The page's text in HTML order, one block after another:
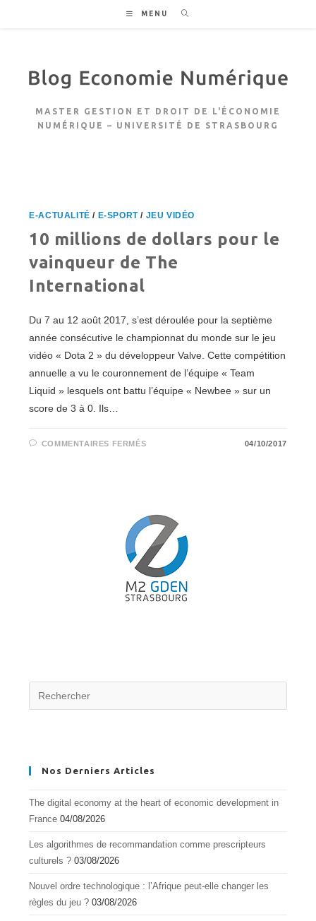
MENU
MASTER GESTION ET DROIT DE L'ÉCONOMIE
NUMÉRIQUE – UNIVERSITÉ DE STRASBOURG
E-ACTUALITÉ / E-SPORT/ JEU VIDÉO
10 millions de dollars pour le
vainqueur de The
International
Du 7 au 12 août 2017, s’est déroulée pour la septième
année consécutive le championnat du monde sur le jeu
vidéo « Dota 2 » du développeur Valve. Cette compétition
annuelle a vu le couronnement de l’équipe « Team
Liquid » lesquels ont battu l’équipe « Newbee » sur un
score de 3 à 0. Ils…
COMMENTAIRES FERMÉSSUR
DE
THE
INTERNATIONAL
04/10/2017
Nos Derniers Articles
The digital economy at the heart of economic development in
France 04/08/2026
Les algorithmes de recommandation comme prescripteurs
culturels ? 03/08/2026
Nouvel ordre technologique : l’Afrique peut-elle changer les
règles du jeu ? 03/08/2026